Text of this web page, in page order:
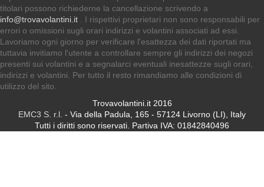
titolari possono richiederne la cancellazione scrivendo a
info@trovavolantini.it . I rispettivi proprietari non sono responsabili per
errori o omissioni sugli orari indirizzi e volantini associati ad essi.
Lavoriamo ogni giorno per verificare l'esattezza dei dati riportati ma
tuttavia invitiamo l'utente a controllare sempre gli indirizzi dei negozi
presenti sui volantini e a segnalarci eventuali inesattezze sugli orari,
indirizzi e volantini. Per tutto il resto rimandiamo alle condizioni di
utilizzo del sito.
Trovavolantini.it 2016
EMC3 S. r.l.
- Via della Padula, 165 - 57124 Livorno (LI), Italy
Tutti i diritti sono riservati. Partiva IVA: 01842840496